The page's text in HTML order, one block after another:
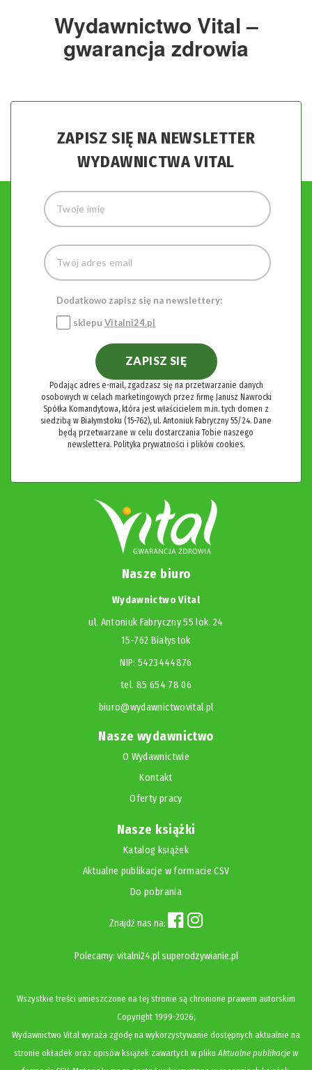
Wydawnictwo Vital –
gwarancja zdrowia
ZAPISZ SIĘ NA NEWSLETTER
WYDAWNICTWA VITAL
Dodatkowo zapisz się na newslettery:
sklepu Vitalni24.pl
ZAPISZ SIĘ
Podając adres e-mail, zgadzasz się na przetwarzanie danych
osobowych w celach marketingowych przez firmę Janusz Nawrocki
Spółka Komandytowa, która jest właścicielem m.in. tych domen z
siedzibą w Białymstoku (15-762), ul. Antoniuk Fabryczny 55/24. Dane
będą przetwarzane w celu dostarczania Tobie naszego
newslettera. Polityka prywatności i plików cookies.
Nasze biuro
Wydawnictwo Vital
ul. Antoniuk Fabryczny 55 lok. 24
15-762 Białystok
NIP: 5423444876
tel. 85 654 78 06
biuro@wydawnictwovital.pl
Nasze wydawnictwo
O Wydawnictwie
Kontakt
Oferty pracy
Nasze książki
Katalog książek
Aktualne publikacje w formacie CSV
Do pobrania
Znajdź nas na:
Polecamy: vitalni24.pl superodzywianie.pl
Wszystkie treści umieszczone na tej stronie są chronione prawem autorskim
Copyright1999-2026;
Wydawnictwo Vital wyraża zgodę na wykorzystywanie dostępnych aktualnie na
stronie okładek oraz opisów książek zawartych w plikuAktualne publikacje w